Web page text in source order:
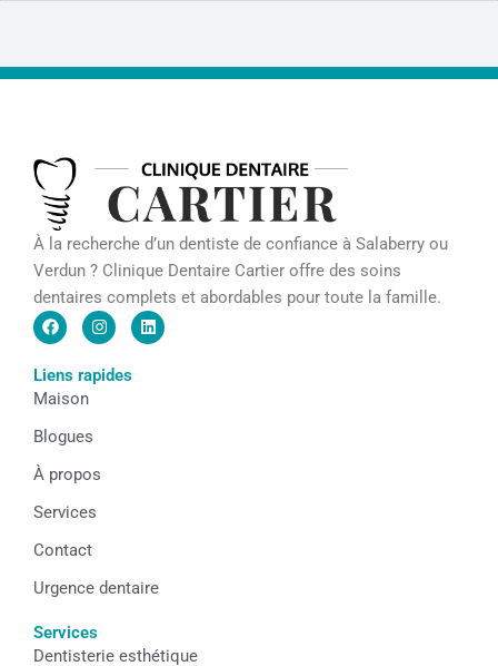
À la recherche d’un dentiste de confiance à Salaberry ou
Verdun ? Clinique Dentaire Cartier offre des soins
dentaires complets et abordables pour toute la famille.
F
a
c
e
b
o
k
I
n
s
t
a
L
i
n
Liens rapides
Maison
Blogues
À propos
Services
Contact
Urgence dentaire
Services
Dentisterie esthétique